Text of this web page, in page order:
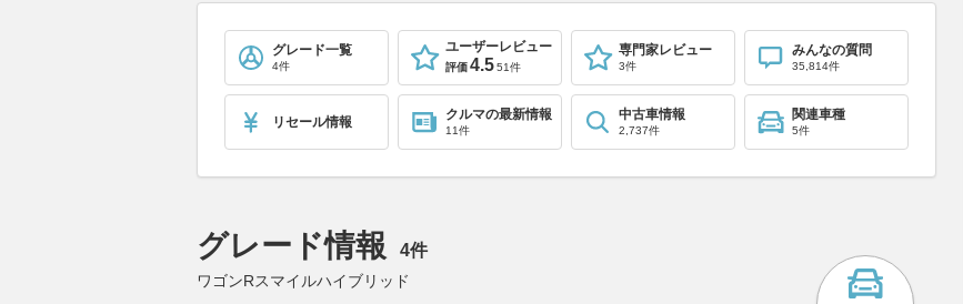
グレード一覧
4件
ユーザーレビュー
評価4.551件
専門家レビュー
3件
みんなの質問
35,814件
リセール情報 クルマの最新情報
11件
中古車情報
2,737件
関連車種
5件
グレード情報 4件
ワゴンRスマイルハイブリッド